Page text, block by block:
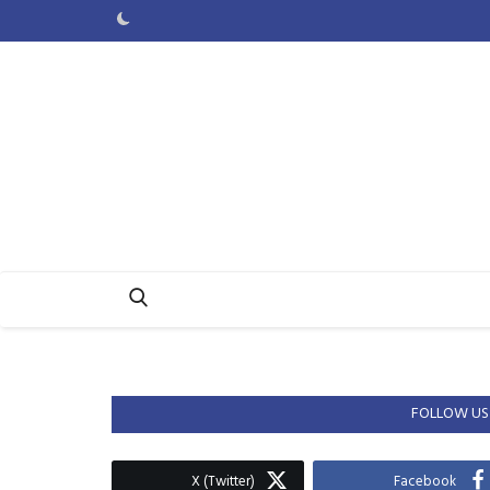
FOLLOW US
Facebook
X (Twitter)